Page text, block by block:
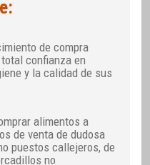
de compra
confianza en
y la calidad de sus
alimentos a
de venta de dudosa
puestos callejeros, de
no